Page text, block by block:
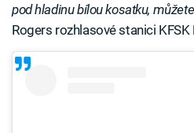
pod hladinu bílou kosatku,
Rogers rozhlasové stanici KFSK